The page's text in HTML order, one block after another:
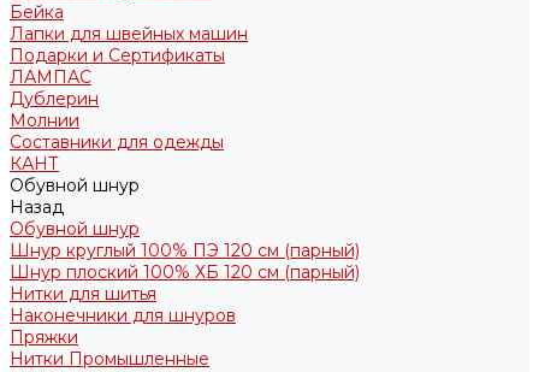
Бейка
Лапки для швейных машин
Подарки и Сертификаты
ЛАМПАС
Дублерин
Молнии
Составники для одежды
КАНТ
Обувной шнур
Назад
Обувной шнур
Шнур круглый 100% ПЭ 120 см (парный)
Шнур плоский 100% ХБ 120 см (парный)
Нитки для шитья
Наконечники для шнуров
Пряжки
Нитки Промышленные